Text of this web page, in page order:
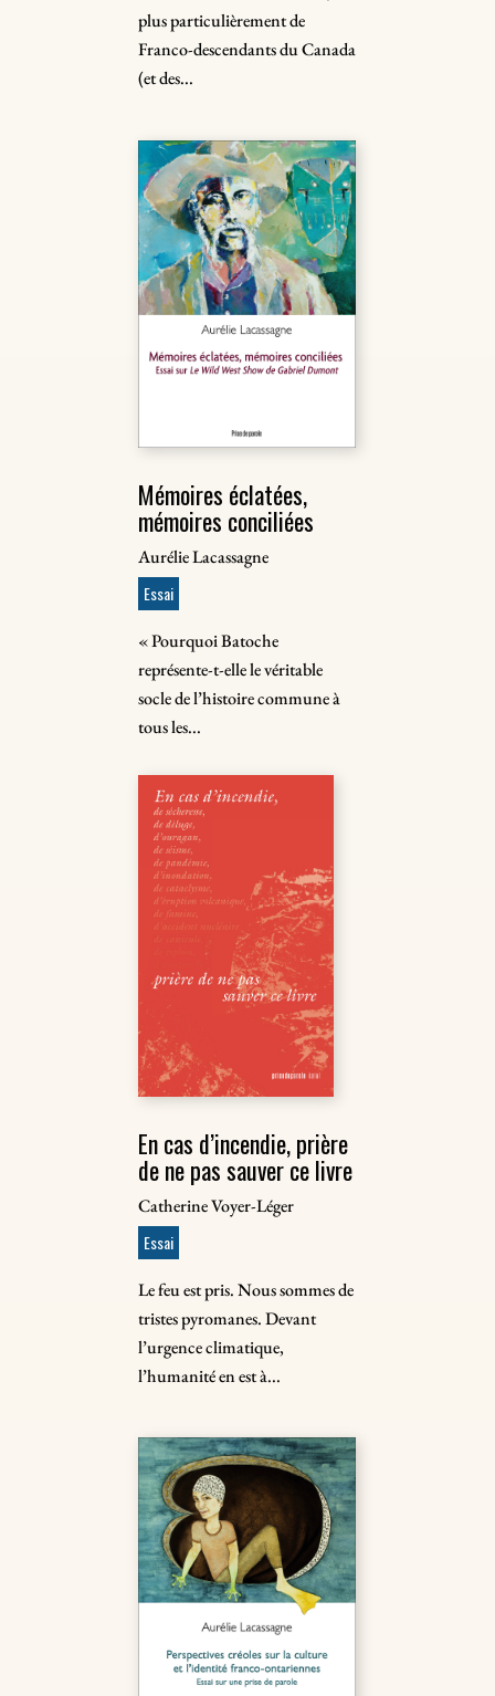
plus particulièrement de
Franco-descendants du Canada
(et des...
Mémoires éclatées,
mémoires conciliées
Aurélie Lacassagne
Essai
« Pourquoi Batoche
représente-t-elle le véritable
socle de l’histoire commune à
tous les...
En cas d’incendie, prière
de ne pas sauver ce livre
Catherine Voyer-Léger
Essai
Le feu est pris. Nous sommes de
tristes pyromanes. Devant
l’urgence climatique,
l’humanité en est à...